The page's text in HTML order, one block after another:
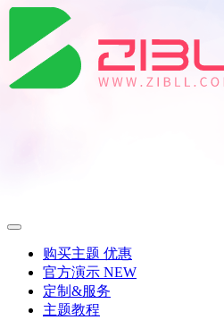
购买主题 优惠
官方演示 NEW
定制&服务
主题教程